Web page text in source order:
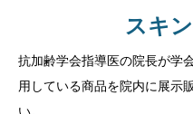
スキ
抗加齢学会指導医の院長が学
用している商品を院内に展示